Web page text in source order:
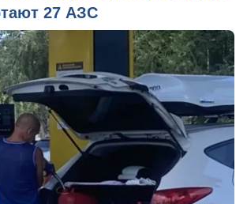
27 АЗС